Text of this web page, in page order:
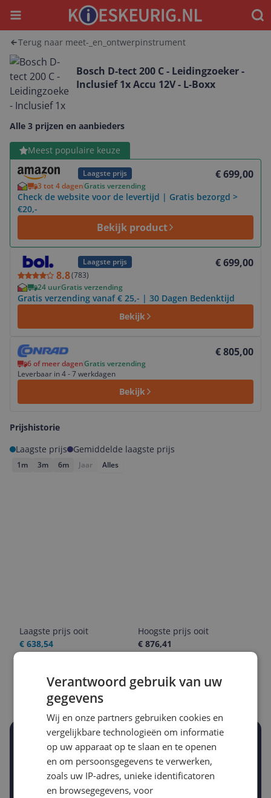
Menu
Terug naar meet-_en_ontwerpinstrument
Bosch D-tect 200 C - Leidingzoeker -
Inclusief 1x Accu 12V - L-Boxx
Alle 3 prijzen en aanbieders
Meest populaire keuze
Laagste prijs € 699,00
3 tot 4 dagenGratis verzending
Check de website voor de levertijd | Gratis bezorgd >
€20,-
Bekijk product
Bekijk product
Laagste prijs
8.8(783)
€ 699,00
24 uurGratis verzending
Gratis verzending vanaf € 25,- | 30 Dagen Bedenktijd
Bekijk
Bekijk product
€ 805,00
6 of meer dagenGratis verzending
Leverbaar in 4 - 7 werkdagen
Bekijk
Bekijk product
Prijshistorie
Laagste prijs
Gemiddelde laagste prijs
1m 3m 6m Jaar Alles
Laagste prijs ooit
€ 638,54
Hoogste prijs ooit
€ 876,41
€ 699,00
06-08-2026
Stel een alert in en mis geen prijsdaling
Krijg een seintje zodra de prijs zakt
Jouw e-mailadres
Verantwoord gebruik van uw
gegevens
Wij en onze partners gebruiken cookies en
vergelijkbare technologieën om informatie
op uw apparaat op te slaan en te openen
en om persoonsgegevens te verwerken,
zoals uw IP-adres, unieke identificatoren
en browsegegevens, voor